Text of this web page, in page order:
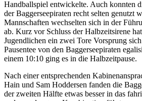
Handballspiel entwickelte. Auch konnten
der Baggerseepiraten recht selten genutzt
Mannschaften wechselten sich in der
ab. Kurz vor Schluss der Halbzeitsirene
Jugendlichen ein zwei Tore Vorsprung
Pausentee von den Baggerseepiraten
einem 10:10 ging es in die Halbzeitpause.
Nach einer entsprechenden
Hain und Sam Hoddersen fanden die
der zweiten Hälfte etwas besser in das